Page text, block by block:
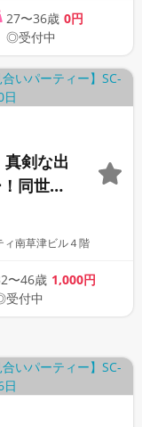
27〜36歳 0円
◎受付中
剣な出
同世代
南草津ビル４階
〜46歳 1,000円
付中